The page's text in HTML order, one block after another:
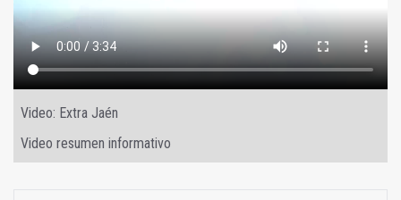
Video: Extra Jaén
Video resumen informativo